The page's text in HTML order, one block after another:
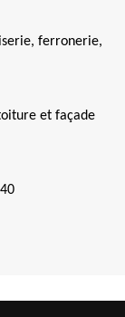
ferronerie,
et façade